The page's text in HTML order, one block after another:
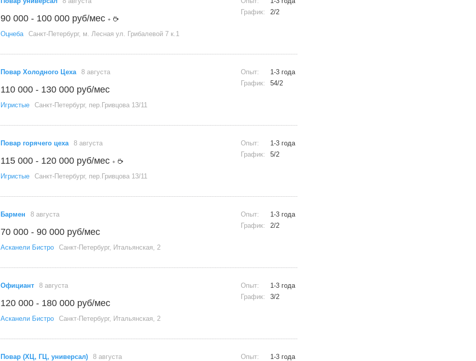
90 000 - 100 000 руб/мес +
Оцнеба Санкт-Петербург, м. Лесная ул. Грибалевой 7 к.1
График:
2/2
Повар Холодного Цеха 8 августа
110 000 - 130 000 руб/мес
Игристые Санкт-Петербург, пер.Гривцова 13/11
Опыт:
1-3 года
График:
54/2
Повар горячего цеха 8 августа
115 000 - 120 000 руб/мес +
Игристые Санкт-Петербург, пер.Гривцова 13/11
Опыт:
1-3 года
График:
5/2
Бармен 8 августа
70 000 - 90 000 руб/мес
Асканели Бистро Санкт-Петербург, Итальянская, 2
Опыт:
1-3 года
График:
2/2
Официант 8 августа
120 000 - 180 000 руб/мес
Асканели Бистро Санкт-Петербург, Итальянская, 2
Опыт:
1-3 года
График:
3/2
Повар (ХЦ, ГЦ, универсал) 8 августа Опыт:
1-3 года